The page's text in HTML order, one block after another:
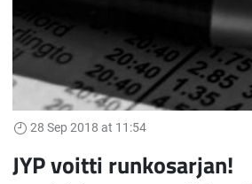
28 Sep 2018 at 11:54
JYP voitti runkosarjan!